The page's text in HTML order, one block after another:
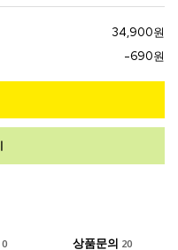
34,900원
-690원
0 상품문의 20